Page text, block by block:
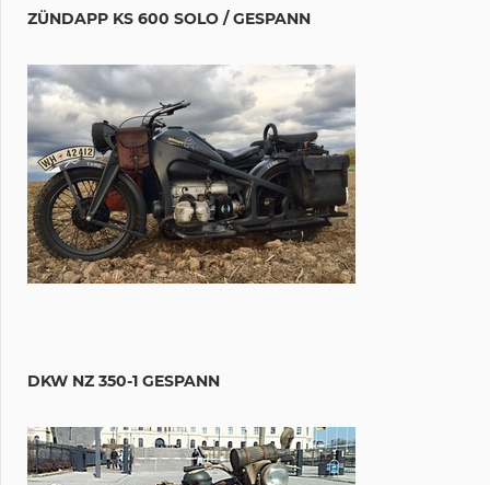
ZÜNDAPP KS 600 SOLO / GESPANN
DKW NZ 350-1 GESPANN